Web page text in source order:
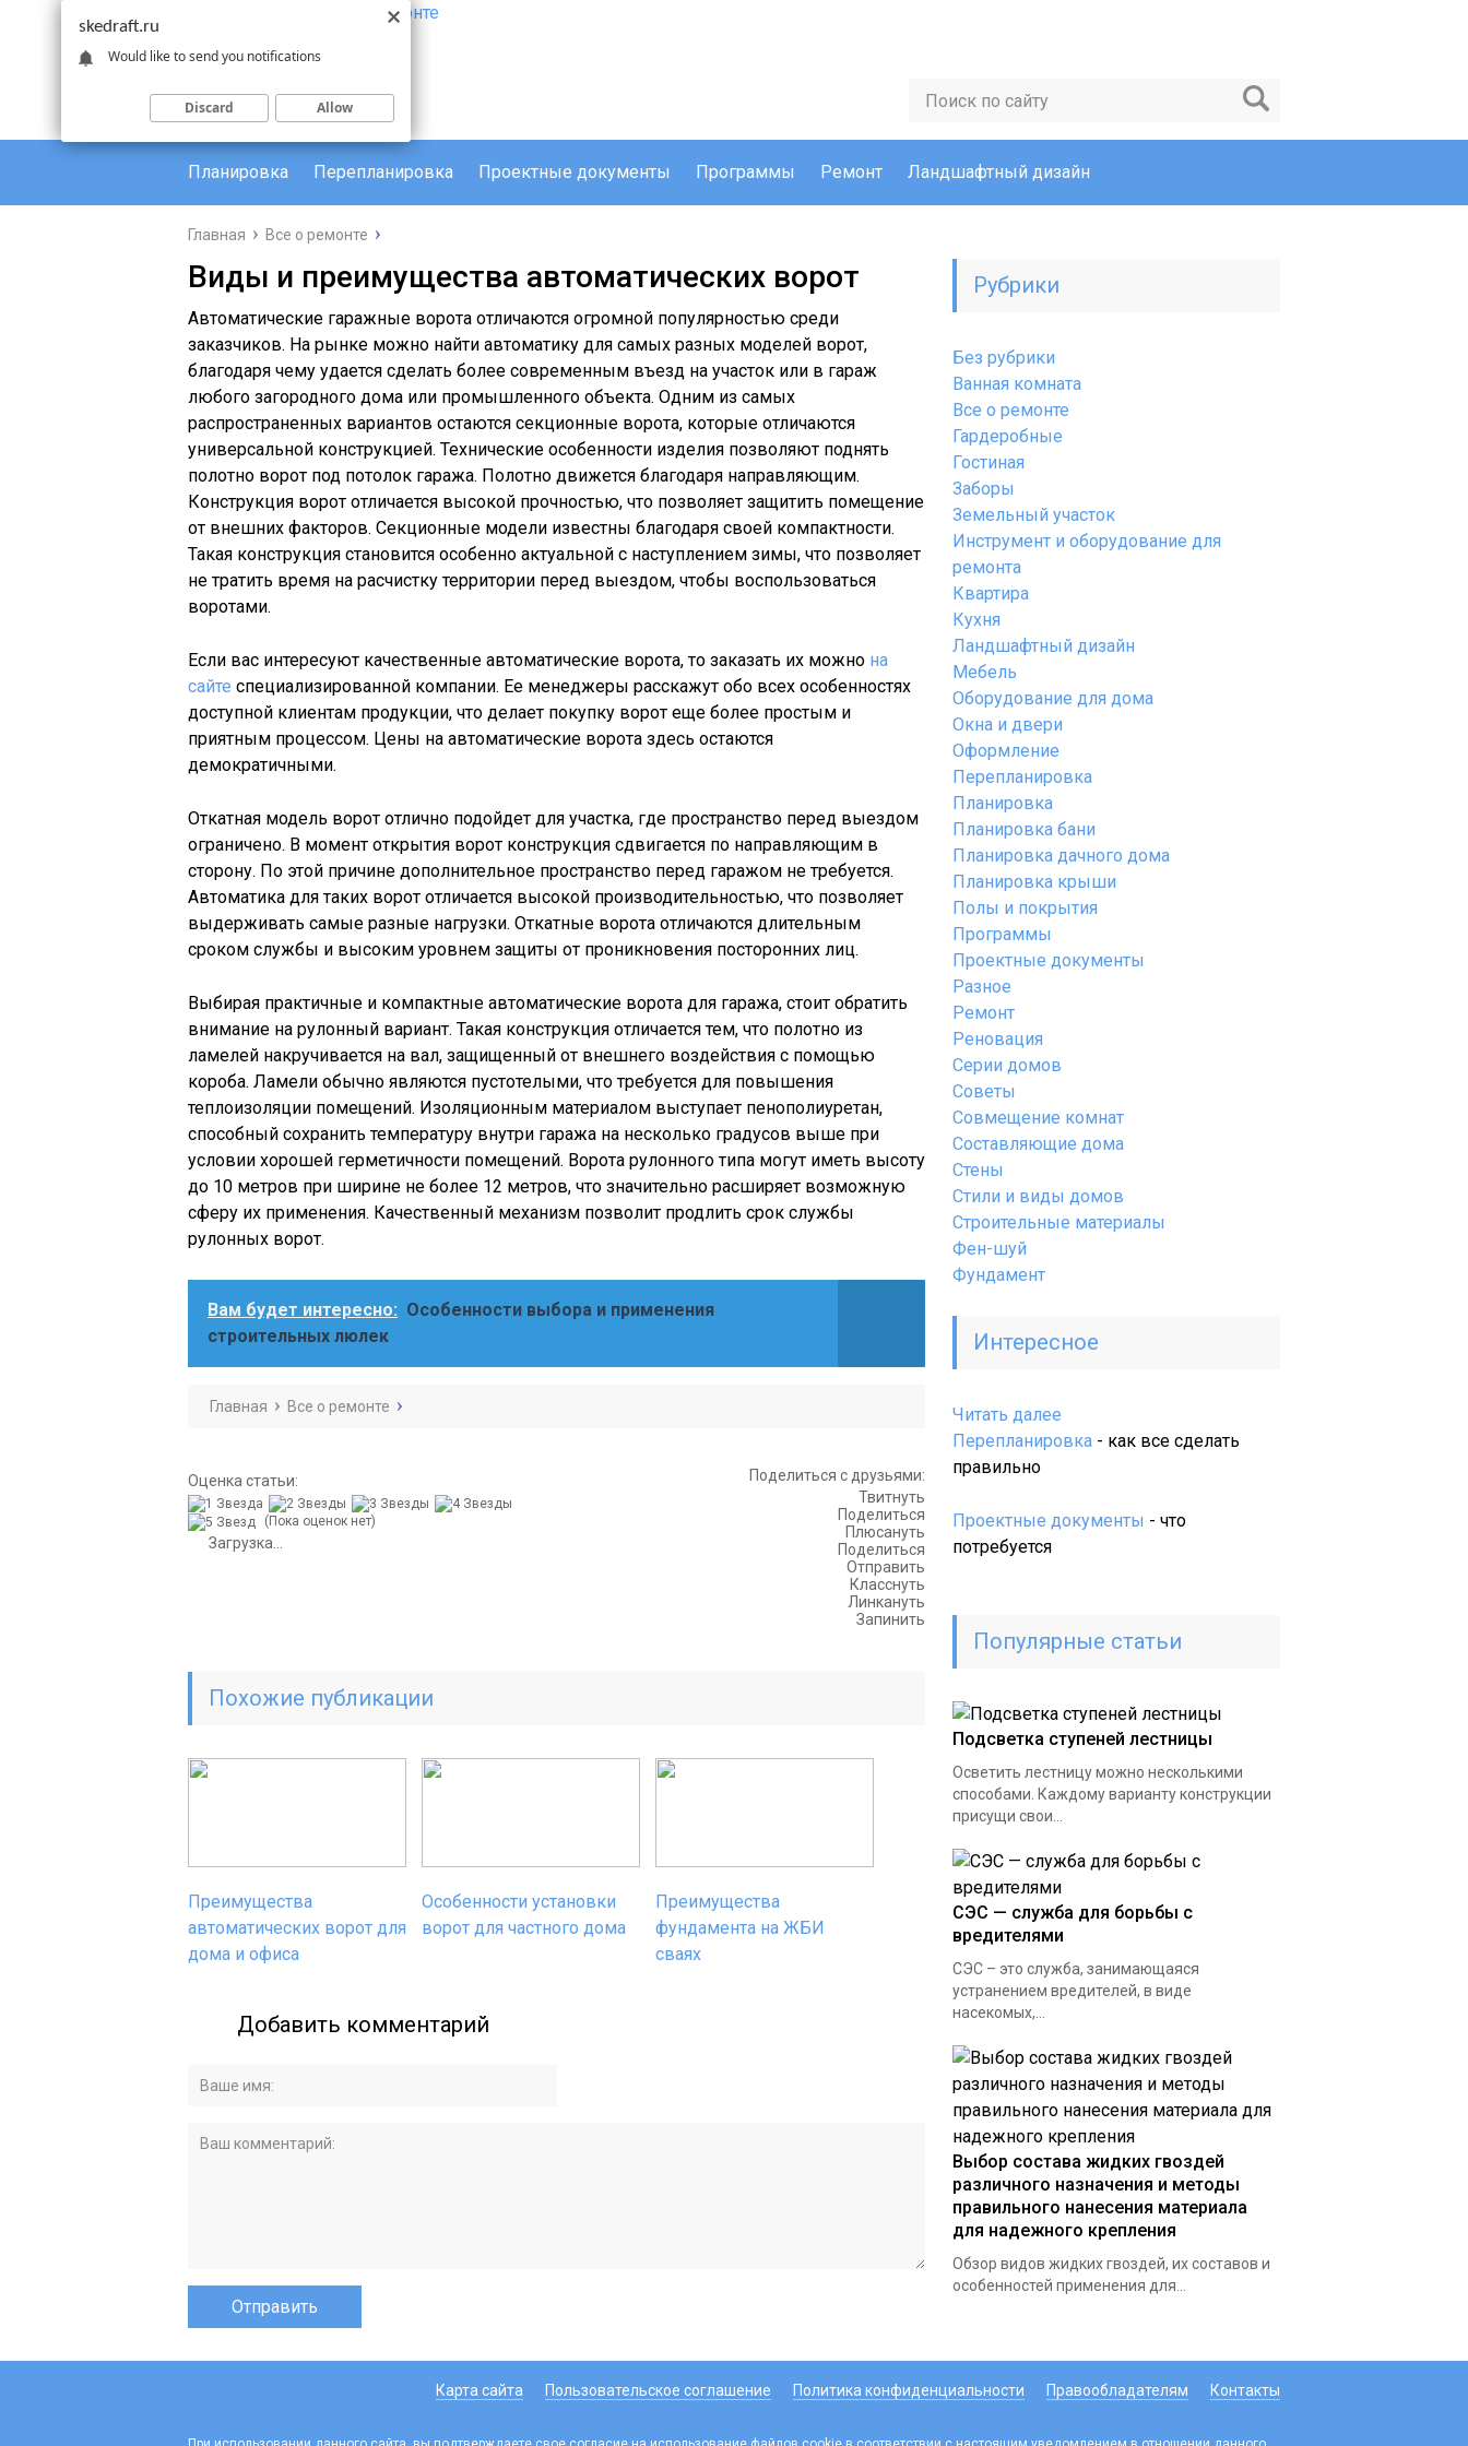
Планировка Перепланировка Проектные документы Программы Ремонт Ландшафтный дизайн
Главная Все о ремонте
Виды и преимущества автоматических ворот
Автоматические гаражные ворота отличаются огромной популярностью среди
заказчиков. На рынке можно найти автоматику для самых разных моделей ворот,
благодаря чему удается сделать более современным въезд на участок или в гараж
любого загородного дома или промышленного объекта. Одним из самых
распространенных вариантов остаются секционные ворота, которые отличаются
универсальной конструкцией. Технические особенности изделия позволяют поднять
полотно ворот под потолок гаража. Полотно движется благодаря направляющим.
Конструкция ворот отличается высокой прочностью, что позволяет защитить помещение
от внешних факторов. Секционные модели известны благодаря своей компактности.
Такая конструкция становится особенно актуальной с наступлением зимы, что позволяет
не тратить время на расчистку территории перед выездом, чтобы воспользоваться
воротами.
Если вас интересуют качественные автоматические ворота, то заказать их можно на
сайте специализированной компании. Ее менеджеры расскажут обо всех особенностях
доступной клиентам продукции, что делает покупку ворот еще более простым и
приятным процессом. Цены на автоматические ворота здесь остаются
демократичными.
Откатная модель ворот отлично подойдет для участка, где пространство перед выездом
ограничено. В момент открытия ворот конструкция сдвигается по направляющим в
сторону. По этой причине дополнительное пространство перед гаражом не требуется.
Автоматика для таких ворот отличается высокой производительностью, что позволяет
выдерживать самые разные нагрузки. Откатные ворота отличаются длительным
сроком службы и высоким уровнем защиты от проникновения посторонних лиц.
Выбирая практичные и компактные автоматические ворота для гаража, стоит обратить
внимание на рулонный вариант. Такая конструкция отличается тем, что полотно из
ламелей накручивается на вал, защищенный от внешнего воздействия с помощью
короба. Ламели обычно являются пустотелыми, что требуется для повышения
теплоизоляции помещений. Изоляционным материалом выступает пенополиуретан,
способный сохранить температуру внутри гаража на несколько градусов выше при
условии хорошей герметичности помещений. Ворота рулонного типа могут иметь высоту
до 10 метров при ширине не более 12 метров, что значительно расширяет возможную
сферу их применения. Качественный механизм позволит продлить срок службы
рулонных ворот.
Вам будет интересно: Особенности выбора и применения
строительных люлек
Главная Все о ремонте
Оценка статьи:
(Пока оценок нет)
Загрузка...
Поделиться с друзьями:
Твитнуть
Поделиться
Плюсануть
Поделиться
Отправить
Класснуть
Линкануть
Запинить
Похожие публикации
Преимущества
автоматических ворот для
дома и офиса
Особенности установки
ворот для частного дома
Преимущества
фундамента на ЖБИ
сваях
Добавить комментарий
Рубрики
Без рубрики
Ванная комната
Все о ремонте
Гардеробные
Гостиная
Заборы
Земельный участок
Инструмент и оборудование для
ремонта
Квартира
Кухня
Ландшафтный дизайн
Мебель
Оборудование для дома
Окна и двери
Оформление
Перепланировка
Планировка
Планировка бани
Планировка дачного дома
Планировка крыши
Полы и покрытия
Программы
Проектные документы
Разное
Ремонт
Реновация
Серии домов
Советы
Совмещение комнат
Составляющие дома
Стены
Стили и виды домов
Строительные материалы
Фен-шуй
Фундамент
Интересное
Читать далее
Виды
автоматических
Перепланировка - как все сделать
правильно
Проектные документы - что
потребуется
Популярные статьи
Подсветка ступеней лестницы
Осветить лестницу можно несколькими
способами. Каждому варианту конструкции
присущи свои...
СЭС — служба для борьбы с
вредителями
СЭС – это служба, занимающаяся
устранением вредителей, в виде
насекомых,...
Выбор состава жидких гвоздей
различного назначения и методы
правильного нанесения материала
для надежного крепления
Обзор видов жидких гвоздей, их составов и
особенностей применения для...
Карта сайта Пользовательское соглашение Политика конфиденциальности Правообладателям Контакты
skedraft.ru
Would like to send you notifications
Discard Allow